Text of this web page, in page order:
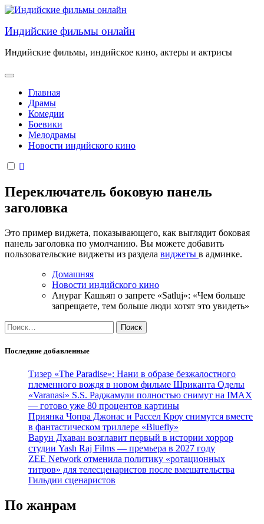
Перейти
содержанию
Индийские фильмы онлайн
Индийские фильмы, индийское кино, актеры и актрисы
Главная
Драмы
Комедии
Боевики
Мелодрамы
Новости индийского кино
Переключатель боковую панель
заголовка
Это пример виджета, показывающего, как выглядит боковая
панель заголовка по умолчанию. Вы можете добавить
пользовательские виджеты из раздела виджеты в админке.
Домашняя
Новости индийского кино
Анураг Кашьяп о запрете «Satluj»: «Чем больше
запрещаете, тем больше люди хотят это увидеть»
Найти:
Последние добавленные
Тизер «The Paradise»: Нани в образе безжалостного
племенного вождя в новом фильме Шриканта Оделы
«Varanasi» S.S. Раджамули полностью снимут на IMAX
— готово уже 80 процентов картины
Приянка Чопра Джонас и Рассел Кроу снимутся вместе
в фантастическом триллере «Bluefly»
Варун Дхаван возглавит первый в истории хоррор
студии Yash Raj Films — премьера в 2027 году
ZEE Network отменила политику «ротационных
титров» для телесценаристов после вмешательства
Гильдии сценаристов
По жанрам